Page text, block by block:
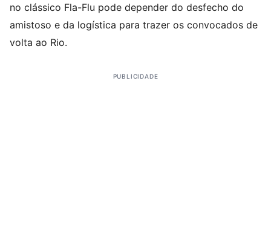
no clássico Fla-Flu pode depender do desfecho do
amistoso e da logística para trazer os convocados de
volta ao Rio.
PUBLICIDADE